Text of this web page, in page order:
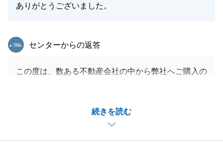
ありがとうございました。
続きを読む
東急リバブル
センターからの返答
この度は、数ある不動産会社の中から弊社へご購入の
初めてお会いしてから鍵のお引渡しまで、長期間でご
ざいましたが無事に終えることができ大変うれしく感
じております。